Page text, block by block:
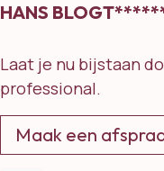
HANS
Laat je nu bijstaan
professional.
Maak een